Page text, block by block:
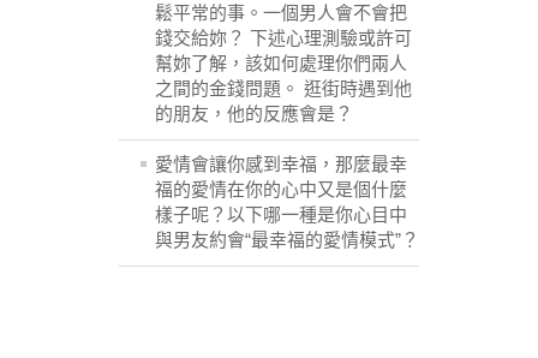
鬆平常的事。一個男人會不會把
錢交給妳？ 下述心理測驗或許可
幫妳了解，該如何處理你們兩人
之間的金錢問題。 逛街時遇到他
的朋友，他的反應會是？
愛情會讓你感到幸福，那麼最幸
福的愛情在你的心中又是個什麼
樣子呢？以下哪一種是你心目中
與男友約會“最幸福的愛情模式”？